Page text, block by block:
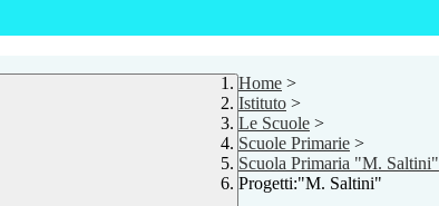
Home >
Istituto >
Le Scuole >
Scuole Primarie >
Scuola Primaria "M. Saltini"
Progetti:"M. Saltini"